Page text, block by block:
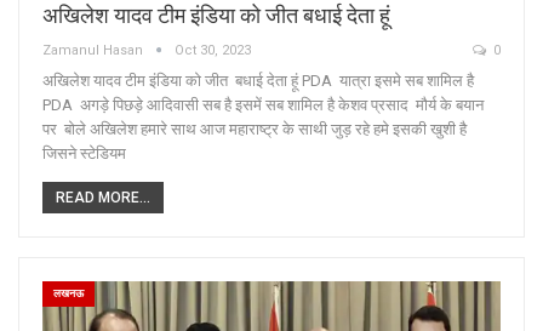
अखिलेश यादव टीम इंडिया को जीत बधाई देता हूं
Zamanul Hasan Oct 30, 2023 0
अखिलेश यादव टीम इंडिया को जीत बधाई देता हूं PDA यात्रा इसमे सब शामिल है
PDA अगड़े पिछड़े आदिवासी सब है इसमें सब शामिल है केशव प्रसाद मौर्य के बयान
पर बोले अखिलेश हमारे साथ आज महाराष्ट्र के साथी जुड़ रहे हमे इसकी खुशी है
जिसने स्टेडियम
READ MORE...
लखनऊ